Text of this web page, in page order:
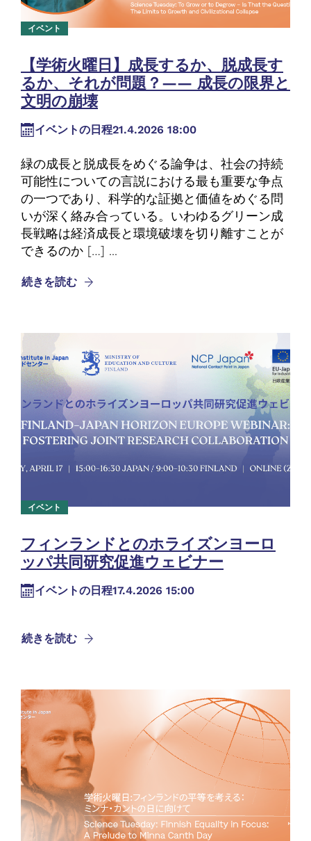
イベント
【学術火曜日】成長するか、脱成長す
るか、それが問題？―― 成長の限界と
文明の崩壊
イベントの日程21.4.2026 18:00
緑の成長と脱成長をめぐる論争は、社会の持続
可能性についての言説における最も重要な争点
の一つであり、科学的な証拠と価値をめぐる問
いが深く絡み合っている。いわゆるグリーン成
長戦略は経済成長と環境破壊を切り離すことが
できるのか […] ...
続きを読む
イベント
フィンランドとのホライズンヨーロ
ッパ共同研究促進ウェビナー
イベントの日程17.4.2026 15:00
続きを読む